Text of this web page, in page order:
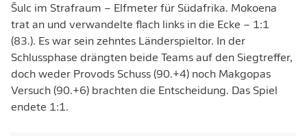
Šulc im Strafraum – Elfmeter für Südafrika. Mokoena
trat an und verwandelte flach links in die Ecke – 1:1
(83.). Es war sein zehntes Länderspieltor. In der
Schlussphase drängten beide Teams auf den Siegtreffer,
doch weder Provods Schuss (90.+4) noch Makgopas
Versuch (90.+6) brachten die Entscheidung. Das Spiel
endete 1:1.